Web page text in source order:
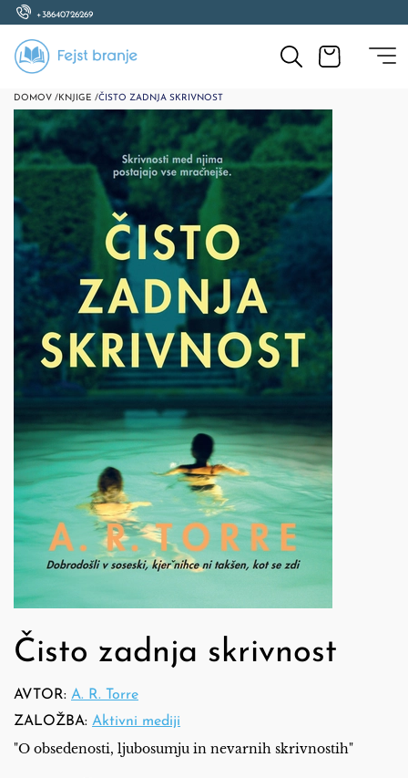
+38640726269
DOMOV /KNJIGE /ČISTO ZADNJA SKRIVNOST
Čisto zadnja skrivnost
AVTOR: A. R. Torre
ZALOŽBA: Aktivni mediji
"O obsedenosti, ljubosumju in nevarnih skrivnostih"